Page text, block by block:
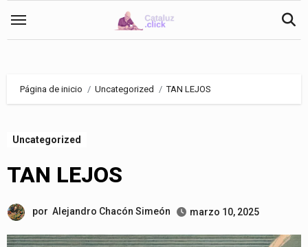
Página de inicio Uncategorized TAN LEJOS
Uncategorized
TAN LEJOS
por Alejandro Chacón Simeón marzo 10, 2025